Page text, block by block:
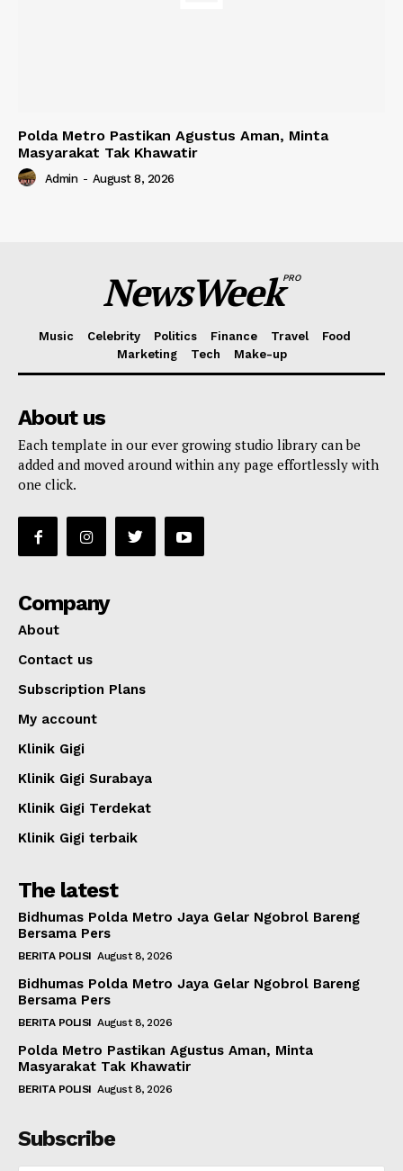
Polda Metro Pastikan Agustus Aman, Minta
Masyarakat Tak Khawatir
Admin - August 8, 2026
NewsWeekPRO
Music Celebrity Politics Finance Travel
Food
Marketing
Tech Make-up
About us
Each template in our ever growing studio library can be
added and moved around within any page effortlessly with
one click.
Company
About
Contact us
Subscription Plans
My account
Klinik Gigi
Klinik Gigi Surabaya
Klinik Gigi Terdekat
Klinik Gigi terbaik
The latest
Bidhumas Polda Metro Jaya Gelar Ngobrol Bareng
Bersama Pers
BERITA POLISI August 8, 2026
Bidhumas Polda Metro Jaya Gelar Ngobrol Bareng
Bersama Pers
BERITA POLISI August 8, 2026
Polda Metro Pastikan Agustus Aman, Minta
Masyarakat Tak Khawatir
BERITA POLISI August 8, 2026
Subscribe